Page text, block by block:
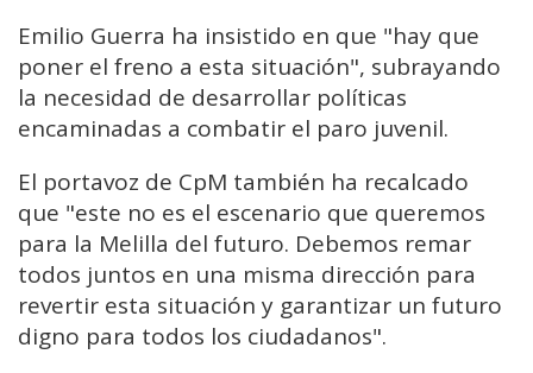
Emilio Guerra ha insistido en que "hay que
poner el freno a esta situación", subrayando
la necesidad de desarrollar políticas
encaminadas a combatir el paro juvenil.
El portavoz de CpM también ha recalcado
que "este no es el escenario que queremos
para la Melilla del futuro. Debemos remar
todos juntos en una misma dirección para
revertir esta situación y garantizar un futuro
digno para todos los ciudadanos".